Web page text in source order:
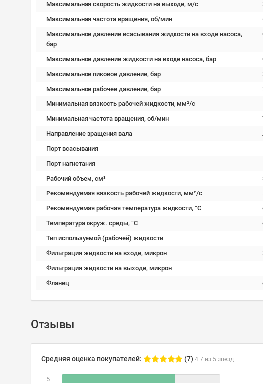
Максимальная скорость жидкости на выходе, м/с
Максимальная частота вращения, об/мин
Максимальное давление всасывания жидкости на входе насоса,
бар
Максимальное давление жидкости на входе насоса, бар
Максимальное пиковое давление, бар
Максимальное рабочее давление, бар
Минимальная вязкость рабочей жидкости, мм²/c
Минимальная частота вращения, об/мин
Направление вращения вала
Порт всасывания
Порт нагнетания
Рабочий объем, см³
Рекомендуемая вязкость рабочей жидкости, мм²/с
Рекомендуемая рабочая температура жидкости, °C
Температура окруж. среды, °C
Тип используемой (рабочей) жидкости
Фильтрация жидкости на входе, микрон
Фильтрация жидкости на выходе, микрон
Фланец
Отзывы
Средняя оценка покупателей: (7) 4.7 из 5 звезд
5